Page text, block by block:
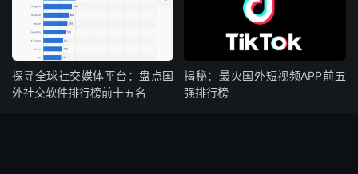
探寻全球社交媒体平台：盘点国
外社交软件排行榜前十五名
揭秘：最火国外短视频APP前五
强排行榜